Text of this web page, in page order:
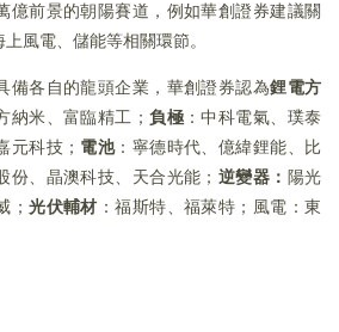
億前景的朝陽賽道，例如華創證券建議關
風電、儲能等相關環節。
備各自的龍頭企業，華創證券認為鋰電方
納米、富臨精工； 負極 ：中科電氣、璞泰
元科技； 電池：寧德時代、億緯鋰能、比
份、晶澳科技、天合光能； 逆變器： 陽光
； 光伏輔材 ：福斯特、福萊特；風電：東